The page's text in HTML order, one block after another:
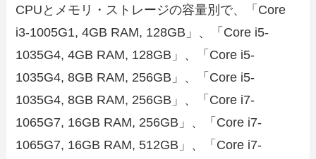
CPUとメモリ・ストレージの容量別で、「Core
i3-1005G1, 4GB RAM, 128GB」、「Core i5-
1035G4, 4GB RAM, 128GB」、「Core i5-
1035G4, 8GB RAM, 256GB」、「Core i5-
1035G4, 8GB RAM, 256GB」、「Core i7-
1065G7, 16GB RAM, 256GB」、「Core i7-
1065G7, 16GB RAM, 512GB」、「Core i7-